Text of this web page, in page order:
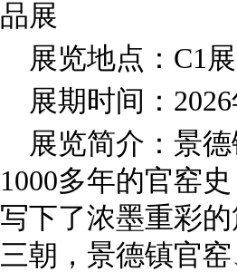
品展
展览地点：C1
展期时间：
展览简介：景
1000多年的官窑
写下了浓墨重彩
三朝，景德镇官